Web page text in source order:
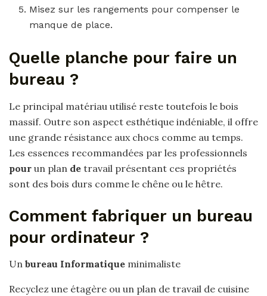
Misez sur les rangements pour compenser le
manque de place.
Quelle planche pour faire un
bureau ?
Le principal matériau utilisé reste toutefois le bois
massif. Outre son aspect esthétique indéniable, il offre
une grande résistance aux chocs comme au temps.
Les essences recommandées par les professionnels
pour un plan de travail présentant ces propriétés
sont des bois durs comme le chêne ou le hêtre.
Comment fabriquer un bureau
pour ordinateur ?
Un bureau Informatique minimaliste
Recyclez une étagère ou un plan de travail de cuisine